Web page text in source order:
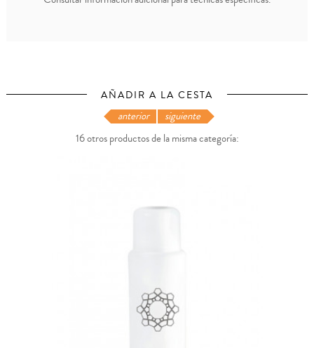
AÑADIR A LA CESTA
16 otros productos de la misma categoría:
anterior siguiente